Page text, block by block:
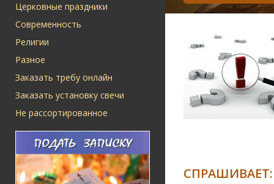
Церковные праздники
Современность
Религии
Разное
Заказать требу онлайн
Заказать установку свечи
Не рассортированное
СПРАШИВАЕТ: